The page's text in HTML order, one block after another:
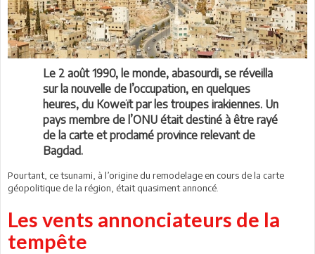
Le 2 août 1990, le monde, abasourdi, se réveilla
sur la nouvelle de l’occupation, en quelques
heures, du Koweït par les troupes irakiennes. Un
pays membre de l’ONU était destiné à être rayé
de la carte et proclamé province relevant de
Bagdad.
Pourtant, ce tsunami, à l’origine du remodelage en cours de la carte
géopolitique de la région, était quasiment annoncé.
Les vents annonciateurs de la
tempête